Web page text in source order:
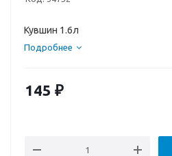
Кувшин 1.6л
Подробнее
145 ₽